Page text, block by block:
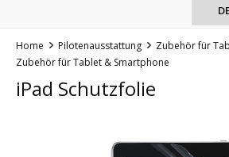
Home Pilotenausstattung
Zubehör für
Zubehör für Tablet & Smartphone
iPad Schutzfolie
Bildergalerie überspringen